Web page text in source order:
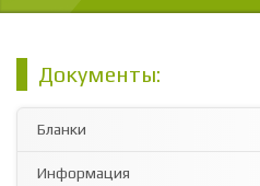
Документы:
Бланки
Информация